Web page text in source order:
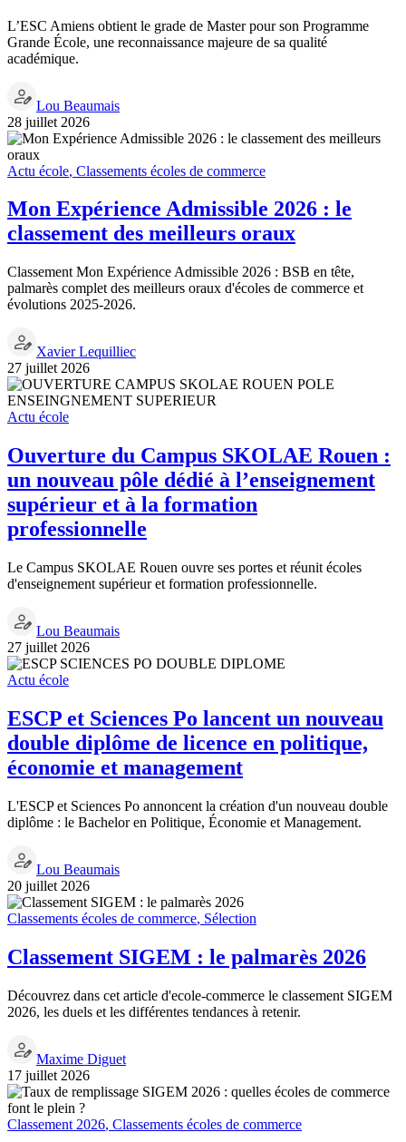
L’ESC Amiens obtient le grade de Master pour son Programme
Grande École, une reconnaissance majeure de sa qualité
académique.
Lou Beaumais
28 juillet 2026
Actu école, Classements écoles de commerce
Mon Expérience Admissible 2026 : le
classement des meilleurs oraux
Classement Mon Expérience Admissible 2026 : BSB en tête,
palmarès complet des meilleurs oraux d'écoles de commerce et
évolutions 2025-2026.
Xavier Lequilliec
27 juillet 2026
Actu école
Ouverture du Campus SKOLAE Rouen :
un nouveau pôle dédié à l’enseignement
supérieur et à la formation
professionnelle
Le Campus SKOLAE Rouen ouvre ses portes et réunit écoles
d'enseignement supérieur et formation professionnelle.
Lou Beaumais
27 juillet 2026
Actu école
ESCP et Sciences Po lancent un nouveau
double diplôme de licence en politique,
économie et management
L'ESCP et Sciences Po annoncent la création d'un nouveau double
diplôme : le Bachelor en Politique, Économie et Management.
Lou Beaumais
20 juillet 2026
Classements écoles de commerce, Sélection
Classement SIGEM : le palmarès 2026
Découvrez dans cet article d'ecole-commerce le classement SIGEM
2026, les duels et les différentes tendances à retenir.
Maxime Diguet
17 juillet 2026
Classement 2026, Classements écoles de commerce